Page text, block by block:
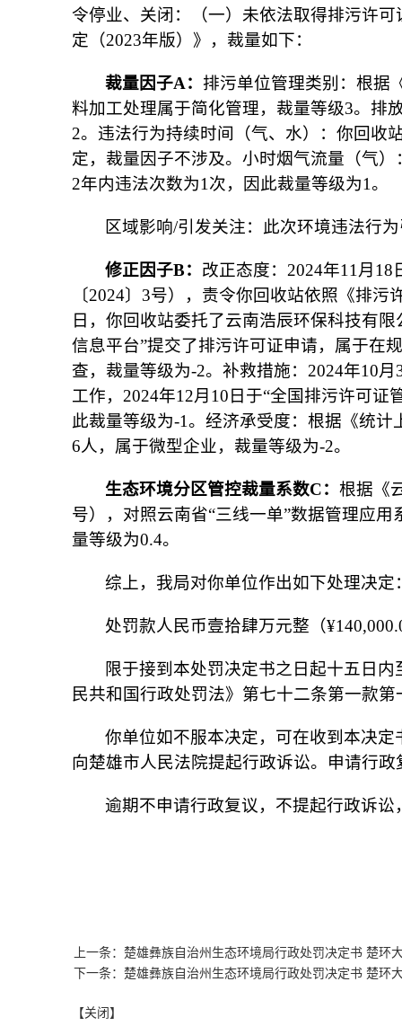
令停业、关闭：（一）未依法取得排污许
定（2023年版）》，裁量如下：
裁量因子A： 排污单位管理类别：根据
料加工处理属于简化管理，裁量等级3。排
2。违法行为持续时间（气、水）：你回收
定，裁量因子不涉及。小时烟气流量（气
2年内违法次数为1次，因此裁量等级为1。
区域影响/引发关注：此次环境违法行
修正因子B： 改正态度：2024年11月
〔2024〕3号），责令你回收站依照《排
日，你回收站委托了云南浩辰环保科技有
信息平台”提交了排污许可证申请，属于在
查，裁量等级为-2。补救措施：2024年10
工作，2024年12月10日于“全国排污许可
此裁量等级为-1。经济承受度：根据《统
6人，属于微型企业，裁量等级为-2。
生态环境分区管控裁量系数C：根据《
号），对照云南省“三线一单”数据管理应
量等级为0.4。
综上，我局对你单位作出如下处理决定
处罚款人民币壹拾肆万元整（
限于接到本处罚决定书之日起十五日
民共和国行政处罚法》第七十二条第一款
你单位如不服本决定，可在收到本决
向楚雄市人民法院提起行政诉讼。申请行
逾期不申请行政复议，不提起行政诉
上一条：楚雄彝族自治州生态环境局行政处罚决定书 楚环
下一条：楚雄彝族自治州生态环境局行政处罚决定书 楚环
【关闭】